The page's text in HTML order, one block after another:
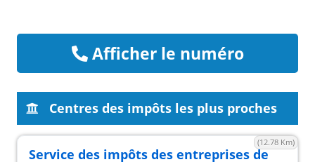
Afficher le numéro
Centres des impôts les plus proches
(12.78 Km)
Service des impôts des entreprises de